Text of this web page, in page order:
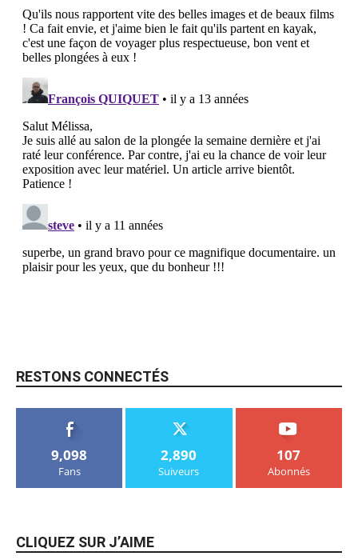
RESTONS CONNECTÉS
9,098
Fans
2,890
Suiveurs
107
Abonnés
CLIQUEZ SUR J’AIME